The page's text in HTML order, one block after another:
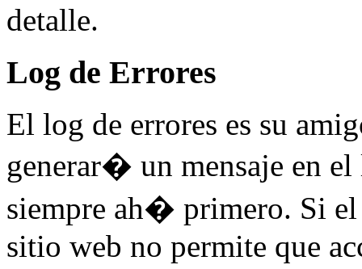
detalle.
Log de Errores
El log de errores es su
generar� un mensaje en
siempre ah� primero. Si
sitio web no permite que